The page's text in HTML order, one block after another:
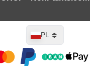
PL